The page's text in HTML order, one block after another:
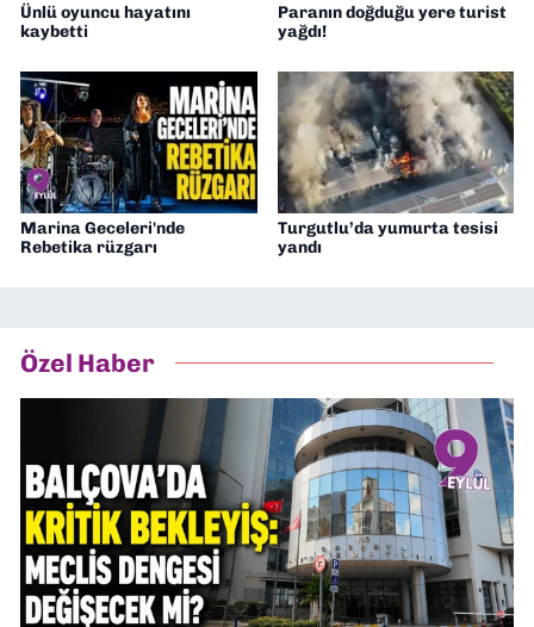
Ünlü oyuncu hayatını
kaybetti
Paranın doğduğu yere turist
yağdı!
Marina Geceleri'nde
Rebetika rüzgarı
Turgutlu’da yumurta tesisi
yandı
Özel Haber